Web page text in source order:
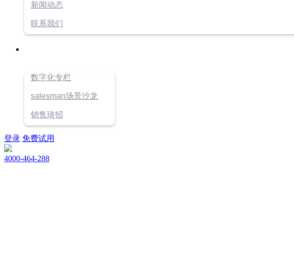
新闻动态
联系我们
数字化专栏
salesman场景沙龙
销售琦招
登录 免费试用
4000-464-288